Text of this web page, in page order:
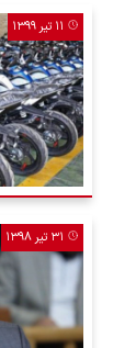
۱۱ تیر ۱۳۹۹
۳۱ تیر ۱۳۹۸